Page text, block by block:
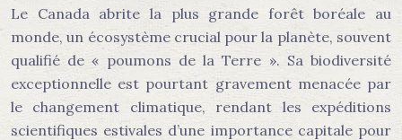
Le Canada abrite la plus grande forêt boréale au
monde, un écosystème crucial pour la planète, souvent
qualifié de « poumons de la Terre ». Sa biodiversité
exceptionnelle est pourtant gravement menacée par
le changement climatique, rendant les expéditions
scientifiques estivales d’une importance capitale pour